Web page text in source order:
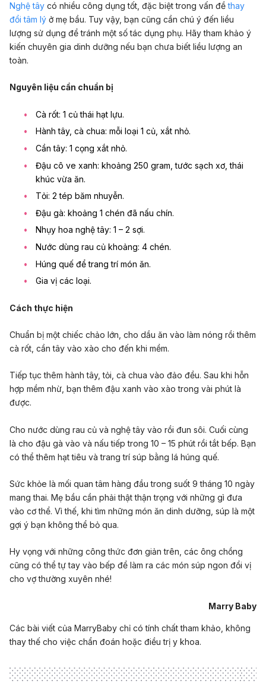
Nghệ tây có nhiều công dụng tốt, đặc biệt trong vấn đềthay
đổi tâm lý ở mẹ bầu. Tuy vậy, bạn cũng cần chú ý đến liều
lượng sử dụng để tránh một số tác dụng phụ. Hãy tham khảo ý
kiến chuyên gia dinh dưỡng nếu bạn chưa biết liều lượng an
toàn.
Nguyên liệu cần chuẩn bị
Cà rốt: 1 củ thái hạt lựu.
Hành tây, cà chua: mỗi loại 1 củ, xắt nhỏ.
Cần tây: 1 cọng xắt nhỏ.
Đậu cô ve xanh: khoảng 250 gram, tước sạch xơ, thái
khúc vừa ăn.
Tỏi: 2 tép băm nhuyễn.
Đậu gà: khoảng 1 chén đã nấu chín.
Nhụy hoa nghệ tây: 1 – 2 sợi.
Nước dùng rau củ khoảng: 4 chén.
Húng quế để trang trí món ăn.
Gia vị các loại.
Cách thực hiện
Chuẩn bị một chiếc chảo lớn, cho dầu ăn vào làm nóng rồi thêm
cà rốt, cần tây vào xào cho đến khi mềm.
Tiếp tục thêm hành tây, tỏi, cà chua vào đảo đều. Sau khi hỗn
hợp mềm nhừ, bạn thêm đậu xanh vào xào trong vài phút là
được.
Cho nước dùng rau củ và nghệ tây vào rồi đun sôi. Cuối cùng
là cho đậu gà vào và nấu tiếp trong 10 – 15 phút rồi tắt bếp. Bạn
có thể thêm hạt tiêu và trang trí súp bằng lá húng quế.
Sức khỏe là mối quan tâm hàng đầu trong suốt 9 tháng 10 ngày
mang thai. Mẹ bầu cần phải thật thận trọng với những gì đưa
vào cơ thể. Vì thế, khi tìm những món ăn dinh dưỡng, súp là một
gợi ý bạn không thể bỏ qua.
Hy vọng với những công thức đơn giản trên, các ông chồng
cũng có thể tự tay vào bếp để làm ra các món súp ngon đổi vị
cho vợ thường xuyên nhé!
Marry Baby
Các bài viết của MarryBaby chỉ có tính chất tham khảo, không
thay thế cho việc chẩn đoán hoặc điều trị y khoa.